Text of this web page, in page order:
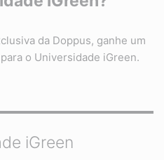
da Doppus, ganhe um
o Universidade iGreen.
iGreen